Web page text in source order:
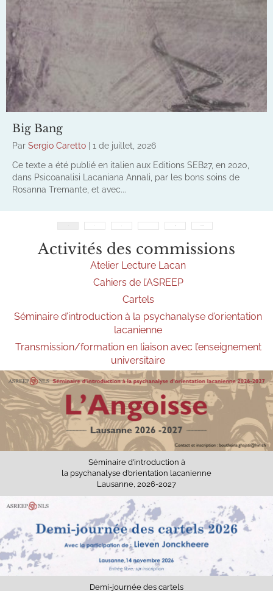
Big Bang
Par Sergio Caretto
1 de juillet, 2026
Ce texte a été publié en italien aux Editions SEB27, en 2020,
dans Psicoanalisi Lacaniana Annali, par les bons soins de
Rosanna Tremante, et avec...
Activités des commissions
Atelier Lecture Lacan
Cahiers de l’ASREEP
Cartels
Séminaire d’introduction à la psychanalyse d’orientation
lacanienne
Transmission/formation en liaison avec l’enseignement
universitaire
Séminaire d’introduction à
la psychanalyse d’orientation lacanienne
Lausanne, 2026-2027
Demi-journée des cartels